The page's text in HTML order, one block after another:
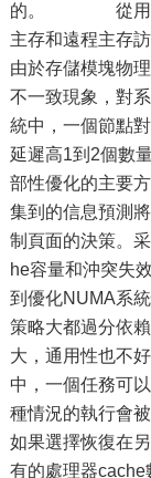
的。 從用戶的
主存和遠程主存
由於存儲模塊物
不一致現象，對
統中，一個節點
延遲高1到2個數
部性優化的主要
集到的信息預測
制頁面的決策。
he容量和沖突失
到優化NUMA系
策略大都過分依
大，通用性也
中，一個任務可
種情況的執行會
如果選擇恢復在
有的處理器